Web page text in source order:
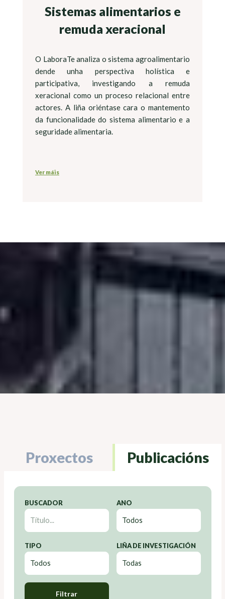
Sistemas alimentarios e
remuda xeracional
O LaboraTe analiza o sistema agroalimentario
dende unha perspectiva holística e
participativa, investigando a remuda
xeracional como un proceso relacional entre
actores. A liña oriéntase cara o mantemento
da funcionalidade do sistema alimentario e a
seguridade alimentaria.
Ver máis
Proxectos Publicacións
BUSCADOR ANO
TIPO LIÑA DE INVESTIGACIÓN
Filtrar